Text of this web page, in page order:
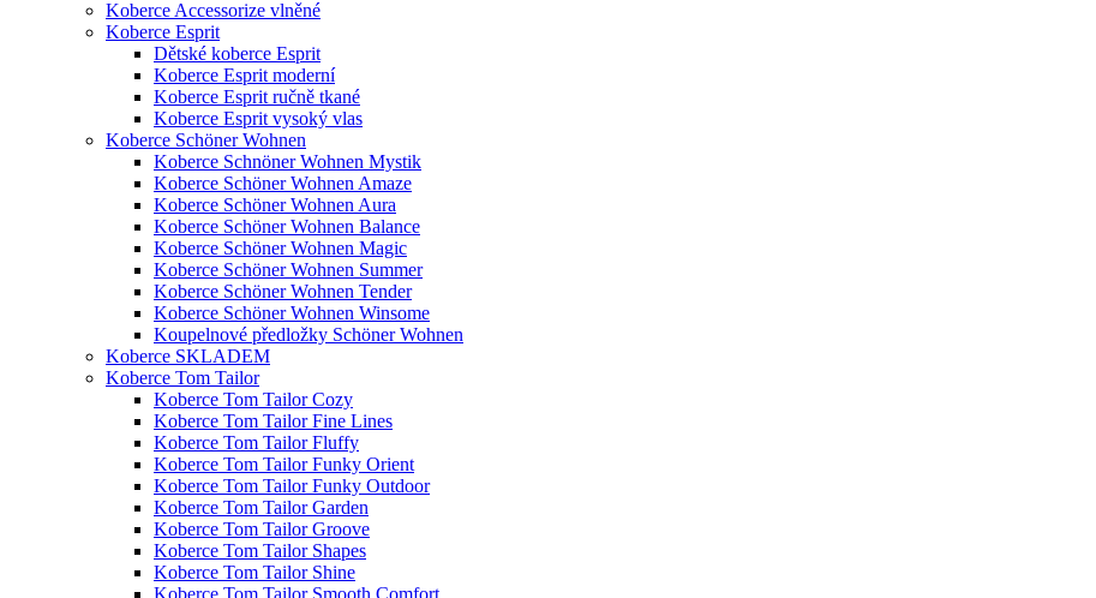
Koberce Accessorize vlněné
Koberce Esprit
Dětské koberce Esprit
Koberce Esprit moderní
Koberce Esprit ručně tkané
Koberce Esprit vysoký vlas
Koberce Schöner Wohnen
Koberce Schnöner Wohnen Mystik
Koberce Schöner Wohnen Amaze
Koberce Schöner Wohnen Aura
Koberce Schöner Wohnen Balance
Koberce Schöner Wohnen Magic
Koberce Schöner Wohnen Summer
Koberce Schöner Wohnen Tender
Koberce Schöner Wohnen Winsome
Koupelnové předložky Schöner Wohnen
Koberce SKLADEM
Koberce Tom Tailor
Koberce Tom Tailor Cozy
Koberce Tom Tailor Fine Lines
Koberce Tom Tailor Fluffy
Koberce Tom Tailor Funky Orient
Koberce Tom Tailor Funky Outdoor
Koberce Tom Tailor Garden
Koberce Tom Tailor Groove
Koberce Tom Tailor Shapes
Koberce Tom Tailor Shine
Koberce Tom Tailor Smooth Comfort